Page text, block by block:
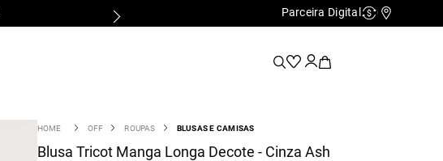
Parceira Digital Cashback
OFF ROUPAS BLUSAS E CAMISAS
Blusa Tricot Manga Longa Decote - Cinza Ash